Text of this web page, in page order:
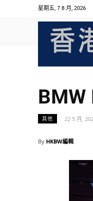
星期五, 7 8 月, 2026
BMW
其他 22 5 月,
By HKBW編輯